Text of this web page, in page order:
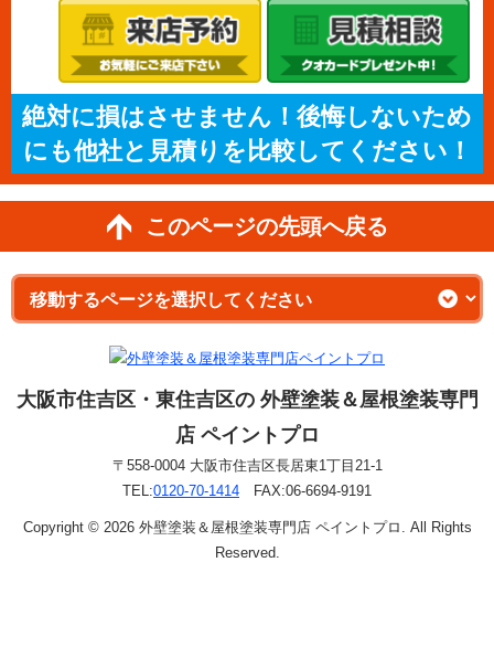
絶対に損はさせません！後悔しないため
にも他社と見積りを比較してください！
このページの先頭へ戻る
大阪市住吉区・東住吉区の 外壁塗装＆屋根塗装専門
店 ペイントプロ
〒558-0004 大阪市住吉区長居東1丁目21-1
TEL:0120-70-1414 FAX:06-6694-9191
Copyright © 2026 外壁塗装＆屋根塗装専門店 ペイントプロ. All Rights
Reserved.